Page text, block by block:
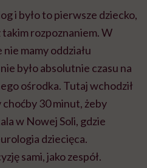
i było to pierwsze dziecko,
rozpoznaniem. W
mamy oddziału
było absolutnie czasu na
ośrodka. Tutaj wchodził
choćby 30 minut, żeby
w Nowej Soli, gdzie
dziecięca.
sami, jako zespół.